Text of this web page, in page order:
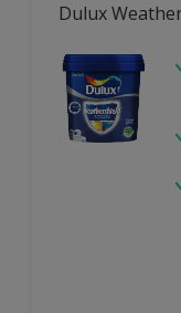
Dulux